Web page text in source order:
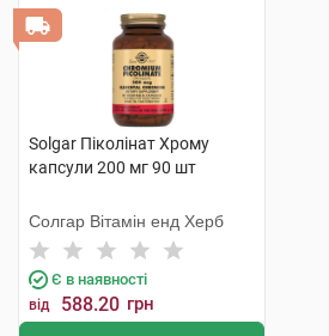
Solgar Піколінат Хрому
капсули 200 мг 90 шт
Солгар Вітамін енд Херб
Є в наявності
від 588.20 грн